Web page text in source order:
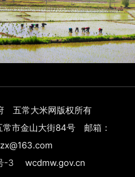
五常大米网版权所有
常市金山大街84号 邮箱：
-3 wcdmw.gov.cn